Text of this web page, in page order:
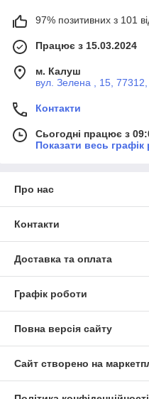
97% позитивних з 101
Працює з 15.03.2024
м. Калуш
вул. Зелена , 15,
Контакти
Сьогодні працює з
Показати весь графік
Про нас
Контакти
Доставка та оплата
Графік роботи
Повна версія сайту
Сайт створено на